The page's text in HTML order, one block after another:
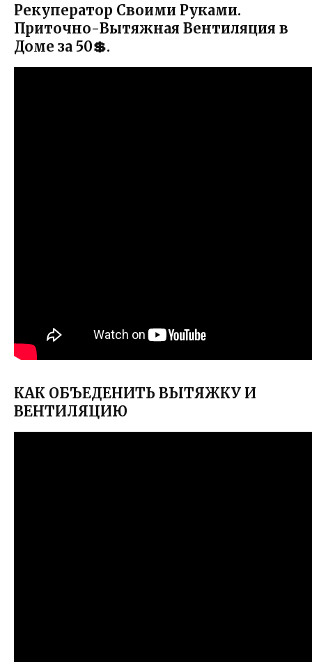
Рекуператор Своими Руками.
Приточно-Вытяжная Вентиляция в
Доме за 50💲.
КАК ОБЪЕДЕНИТЬ ВЫТЯЖКУ И
ВЕНТИЛЯЦИЮ